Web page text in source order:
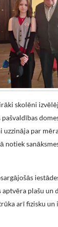
skolēni
uzzināja par
notiek
aptvēra plašu un
arī fizisku un